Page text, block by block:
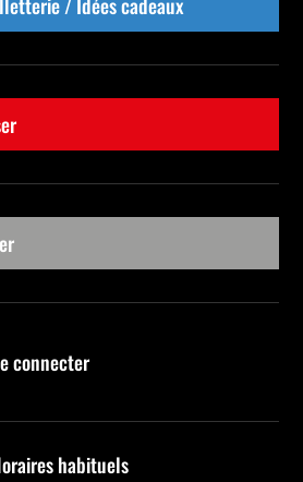
/ Idées cadeaux
connecter
habituels